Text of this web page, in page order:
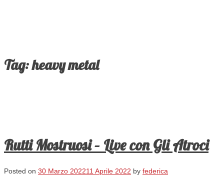
Tag:heavy metal
Rutti Mostruosi – Live con Gli Atroci
Posted on 30 Marzo 202211 Aprile 2022 by federica